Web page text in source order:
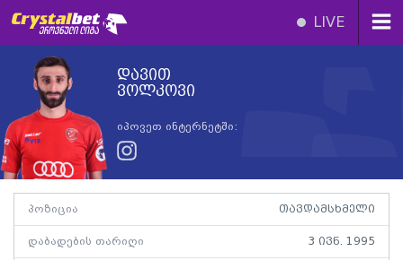
LIVE
დავით
ვოლკოვი
იპოვეთ ინტერნეტში:
პოზიცია თავდამსხმელი
დაბადების თარიღი 3 ივნ. 1995